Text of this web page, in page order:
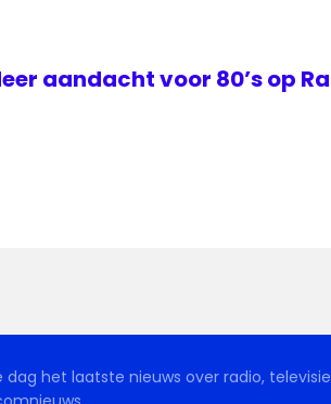
aandacht voor 80’s op
het laatste nieuws over radio,